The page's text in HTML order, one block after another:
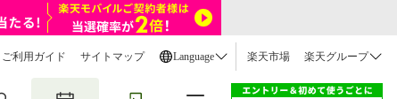
ご利用ガイド サイトマップ Language 楽天市場 楽天グループ